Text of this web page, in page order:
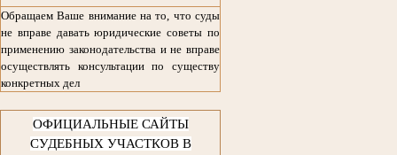
Обращаем Ваше внимание на то, что суды
не вправе давать юридические советы по
применению законодательства и не вправе
осуществлять консультации по существу
конкретных дел
ОФИЦИАЛЬНЫЕ САЙТЫ
СУДЕБНЫХ УЧАСТКОВ В